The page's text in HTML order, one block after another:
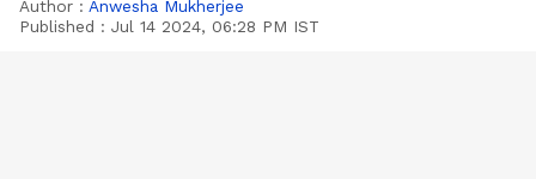
Author : Anwesha Mukherjee
Published : Jul 14 2024, 06:28 PM IST